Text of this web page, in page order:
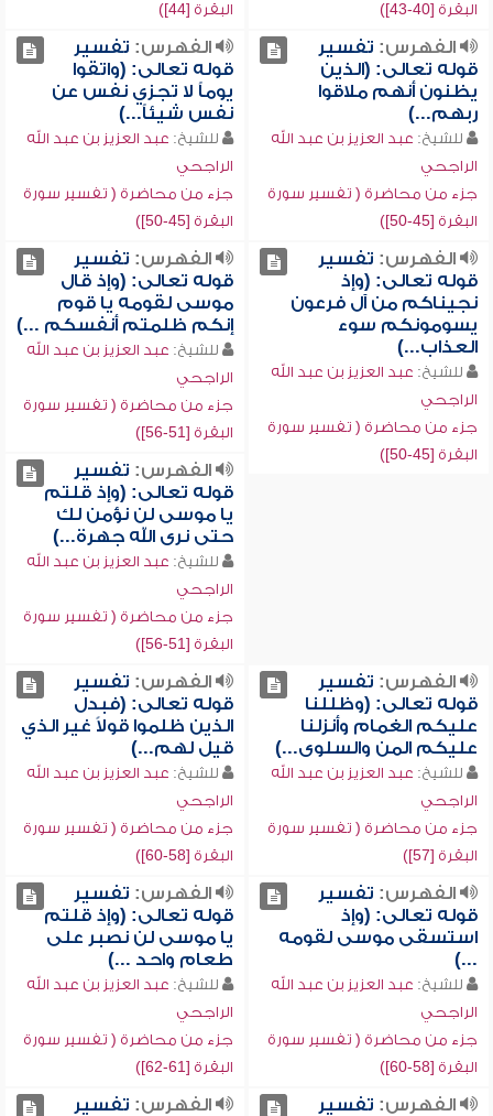
البقرة [40-43])
البقرة [44])
الفهرس: تفسير
قوله تعالى: (الذين
يظنون أنهم ملاقوا
ربهم...)
للشيخ: عبد العزيز بن عبد الله
الراجحي
جزء من محاضرة ( تفسير سورة
البقرة [45-50])
الفهرس: تفسير
قوله تعالى: (واتقوا
يوماً لا تجزي نفس عن
نفس شيئاً...)
للشيخ: عبد العزيز بن عبد الله
الراجحي
جزء من محاضرة ( تفسير سورة
البقرة [45-50])
الفهرس: تفسير
قوله تعالى: (وإذ
نجيناكم من آل فرعون
يسومونكم سوء
العذاب...)
للشيخ: عبد العزيز بن عبد الله
الراجحي
جزء من محاضرة ( تفسير سورة
البقرة [45-50])
الفهرس: تفسير
قوله تعالى: (وإذ قال
موسى لقومه يا قوم
إنكم ظلمتم أنفسكم ...)
للشيخ: عبد العزيز بن عبد الله
الراجحي
جزء من محاضرة ( تفسير سورة
البقرة [51-56])
الفهرس: تفسير
قوله تعالى: (وإذ قلتم
يا موسى لن نؤمن لك
حتى نرى الله جهرة...)
للشيخ: عبد العزيز بن عبد الله
الراجحي
جزء من محاضرة ( تفسير سورة
البقرة [51-56])
الفهرس: تفسير
قوله تعالى: (وظللنا
عليكم الغمام وأنزلنا
عليكم المن والسلوى...)
للشيخ: عبد العزيز بن عبد الله
الراجحي
جزء من محاضرة ( تفسير سورة
البقرة [57])
الفهرس: تفسير
قوله تعالى: (فبدل
الذين ظلموا قولاً غير الذي
قيل لهم...)
للشيخ: عبد العزيز بن عبد الله
الراجحي
جزء من محاضرة ( تفسير سورة
البقرة [58-60])
الفهرس: تفسير
قوله تعالى: (وإذ
استسقى موسى لقومه
...)
للشيخ: عبد العزيز بن عبد الله
الراجحي
جزء من محاضرة ( تفسير سورة
البقرة [58-60])
الفهرس: تفسير
قوله تعالى: (وإذ قلتم
يا موسى لن نصبر على
طعام واحد ...)
للشيخ: عبد العزيز بن عبد الله
الراجحي
جزء من محاضرة ( تفسير سورة
البقرة [61-62])
الفهرس: تفسير
الفهرس: تفسير